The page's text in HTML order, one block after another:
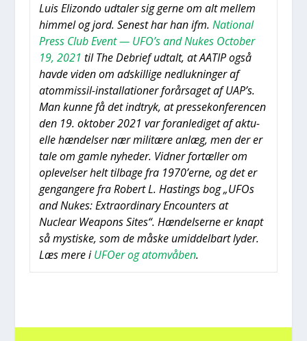
Luis Elizon­do udta­ler sig ger­ne om alt mel­lem
him­mel og jord. Sene­st har han ifm.Natio­nal
Press Club Event — UFO’s and Nukes Octo­ber
19, 2021 til The Debri­ef udtalt, at AATIP også
hav­de viden om adskil­li­ge ned­luk­nin­ger af
atom­mis­sil-instal­la­tio­ner for­år­sa­get af UAP’s.
Man kun­ne få det ind­tryk, at pres­se­kon­fe­ren­cen
den 19. okto­ber 2021 var for­an­le­di­get af aktu­
el­le hæn­del­ser nær mili­tæ­re anlæg, men der er
tale om gam­le nyhe­der. Vid­ner for­tæl­ler om
ople­vel­ser helt til­ba­ge fra 1970’erne, og det er
gen­gan­ge­re fra Robert L. Hastings bog „UFOs
and Nukes: Extra­or­di­nary Enco­un­ters at
Nuclear Wea­pons Sites“. Hæn­del­ser­ne er knapt
så mysti­ske, som de måske umid­del­bart lyder.
Læs mere iUFO­er og atom­vå­ben.